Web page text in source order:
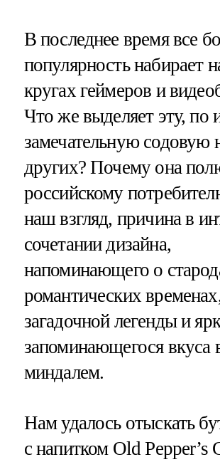
В последнее время все
популярность набирает
кругах геймеров и
Что же выделяет эту, по
замечательную содовую
других? Почему она
российскому
наш взгляд, причина в
сочетании дизайна,
напоминающего о
романтических
загадочной легенды и
запоминающегося вкуса
миндалем.
Нам удалось отыскать
с напитком Old Pepper’s